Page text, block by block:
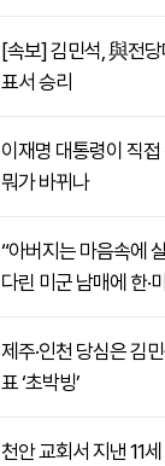
[속보] 김민석, 與전
표서 승리
이재명 대통령이 직접
뭐가 바뀌나
“아버지는 마음속에
다린 미군 남매에 한·
제주·인천 당심은 김
표 ‘초박빙’
천안 교회서 지낸 11